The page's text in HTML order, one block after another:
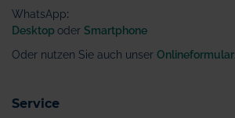
WhatsApp:
Desktop oder Smartphone
Oder nutzen Sie auch unser Onlineformular
Service